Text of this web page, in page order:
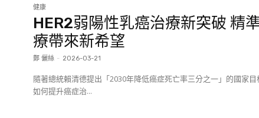
健康
HER2弱陽性乳癌治療新突破 精
療帶來新希望
鄭 儷絲 - 2026-03-21
隨著總統賴清德提出「2030年降低癌症死亡率三分之一」的國家目
如何提升癌症治...